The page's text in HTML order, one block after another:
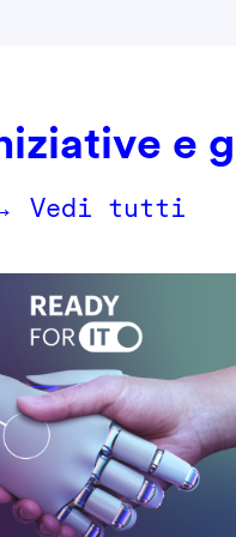
e
Vedi tutti